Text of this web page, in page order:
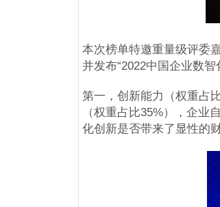
本次榜单特邀重量级评委
并发布“2022中国企业数智
第一，创新能力（权重占
（权重占比35%），企
化创新是否带来了显性的